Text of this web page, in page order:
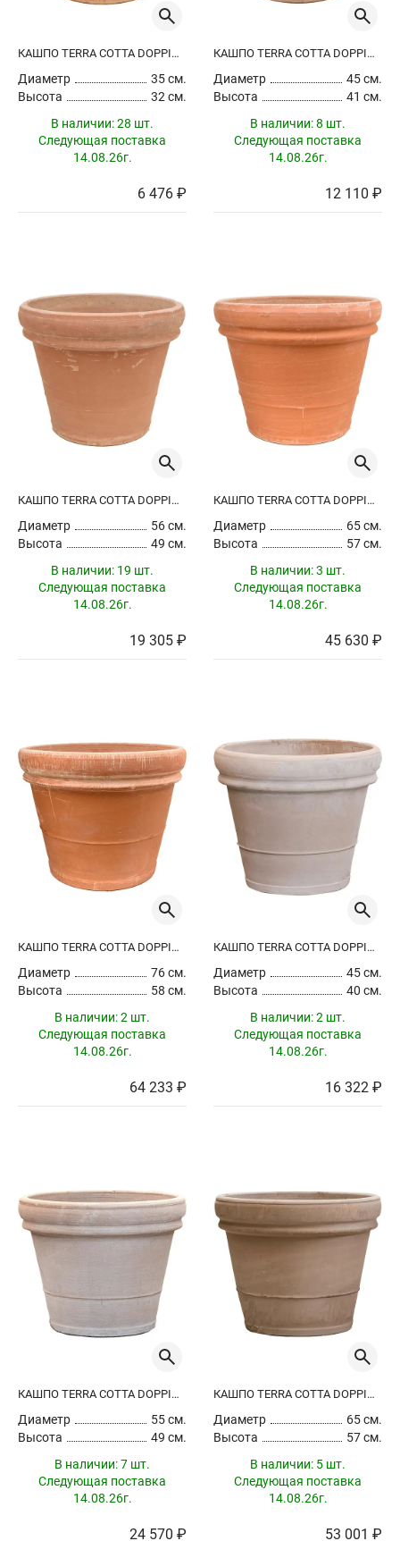
КАШПО TERRA COTTA DOPPIO BORDO ANTIQUES
Диаметр
35 см.
Высота
32 см.
В наличии:28 шт.
Следующая поставка
14.08.26г.
6 476 ₽
КАШПО TERRA COTTA DOPPIO BORDO ANTIQUES
Диаметр
45 см.
Высота
41 см.
В наличии:8 шт.
Следующая поставка
14.08.26г.
12 110 ₽
КАШПО TERRA COTTA DOPPIO BORDO ANTIQUES
Диаметр
56 см.
Высота
49 см.
В наличии: 19 шт.
Следующая поставка
14.08.26г.
19 305 ₽
КАШПО TERRA COTTA DOPPIO BORDO ANTIQUES
Диаметр
65 см.
Высота
57 см.
В наличии:3 шт.
Следующая поставка
14.08.26г.
45 630 ₽
КАШПО TERRA COTTA DOPPIO BORDO ANTIQUES
Диаметр
76 см.
Высота
58 см.
В наличии:2 шт.
Следующая поставка
14.08.26г.
64 233 ₽
КАШПО TERRA COTTA DOPPIO BORDO GREY
Диаметр
45 см.
Высота
40 см.
В наличии:2 шт.
Следующая поставка
14.08.26г.
16 322 ₽
КАШПО TERRA COTTA DOPPIO BORDO GREY
Диаметр
55 см.
Высота
49 см.
В наличии:7 шт.
Следующая поставка
14.08.26г.
24 570 ₽
КАШПО TERRA COTTA DOPPIO BORDO GREY
Диаметр
65 см.
Высота
57 см.
В наличии: 5 шт.
Следующая поставка
14.08.26г.
53 001 ₽